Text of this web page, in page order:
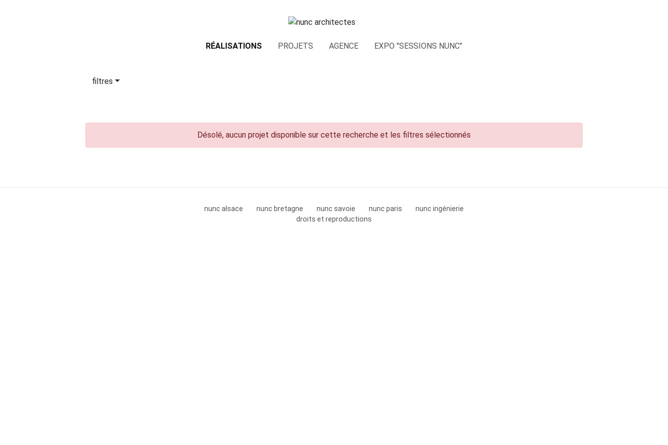
RÉALISATIONS PROJETS AGENCE EXPO "SESSIONS NUNC"
filtres
Désolé, aucun projet disponible sur cette recherche et les filtres sélectionnés
nunc alsace nunc bretagne nunc savoie nunc paris
nunc ingénierie
droits et reproductions